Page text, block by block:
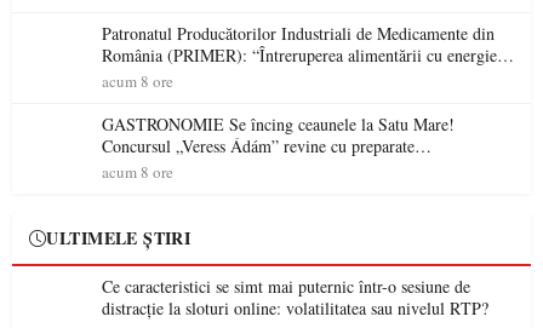
Patronatul Producătorilor Industriali de Medicamente din
România (PRIMER): “Întreruperea alimentării cu energie
electrică a fabricilor de medicamente va pune în pericol
acum 8 ore
GASTRONOMIE Se încing ceaunele la Satu Mare!
Concursul „Veress Ádám” revine cu preparate
spectaculoase, premii și un jurat de renume
acum 8 ore
ULTIMELE ȘTIRI
Ce caracteristici se simt mai puternic într-o sesiune de
distracție la sloturi online: volatilitatea sau nivelul RTP?